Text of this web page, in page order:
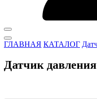
ГЛАВНАЯ КАТАЛОГ
Датчик